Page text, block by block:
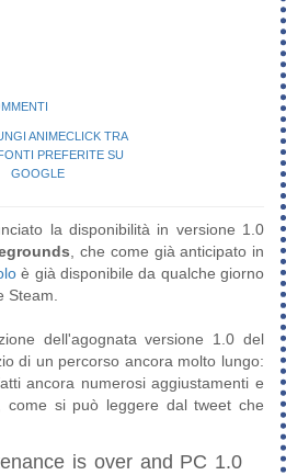
la disponibilità in versione 1.0
, che come già anticipato in
è già disponibile da qualche giorno
Steam.
dell'agognata versione 1.0 del
di un percorso ancora molto lungo:
ancora numerosi aggiustamenti e
come si può leggere dal tweet che
is over and PC 1.0